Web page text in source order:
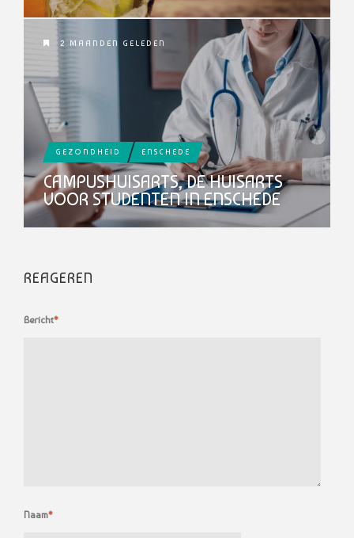
2 MAANDEN GELEDEN
GEZONDHEID ENSCHEDE
CAMPUSHUISARTS, DE HUISARTS
VOOR STUDENTEN IN ENSCHEDE
REAGEREN
Bericht*
Naam*